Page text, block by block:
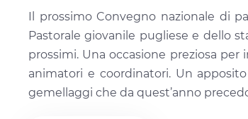
Il prossimo Convegno nazionale di
Pastorale giovanile pugliese e dello
prossimi. Una occasione preziosa
animatori e coordinatori. Un
gemellaggi che da quest’anno